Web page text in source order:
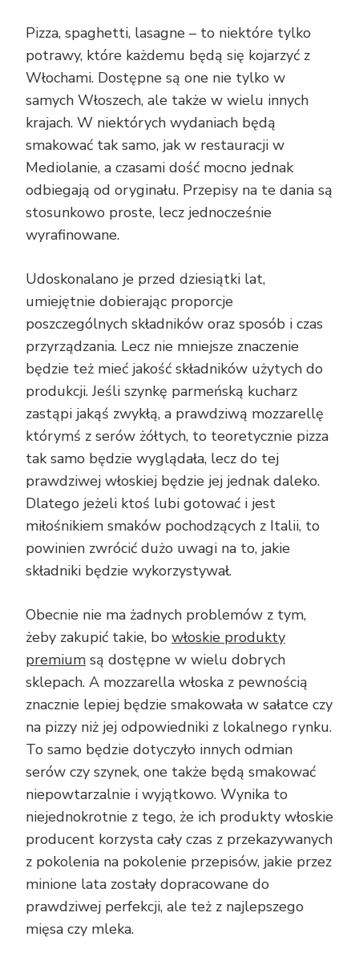
Pizza, spaghetti, lasagne – to niektóre tylko
potrawy, które każdemu będą się kojarzyć z
Włochami. Dostępne są one nie tylko w
samych Włoszech, ale także w wielu innych
krajach. W niektórych wydaniach będą
smakować tak samo, jak w restauracji w
Mediolanie, a czasami dość mocno jednak
odbiegają od oryginału. Przepisy na te dania są
stosunkowo proste, lecz jednocześnie
wyrafinowane.
Udoskonalano je przed dziesiątki lat,
umiejętnie dobierając proporcje
poszczególnych składników oraz sposób i czas
przyrządzania. Lecz nie mniejsze znaczenie
będzie też mieć jakość składników użytych do
produkcji. Jeśli szynkę parmeńską kucharz
zastąpi jakąś zwykłą, a prawdziwą mozzarellę
którymś z serów żółtych, to teoretycznie pizza
tak samo będzie wyglądała, lecz do tej
prawdziwej włoskiej będzie jej jednak daleko.
Dlatego jeżeli ktoś lubi gotować i jest
miłośnikiem smaków pochodzących z Italii, to
powinien zwrócić dużo uwagi na to, jakie
składniki będzie wykorzystywał.
Obecnie nie ma żadnych problemów z tym,
żeby zakupić takie, bo włoskie produkty
premium są dostępne w wielu dobrych
sklepach. A mozzarella włoska z pewnością
znacznie lepiej będzie smakowała w sałatce czy
na pizzy niż jej odpowiedniki z lokalnego rynku.
To samo będzie dotyczyło innych odmian
serów czy szynek, one także będą smakować
niepowtarzalnie i wyjątkowo. Wynika to
niejednokrotnie z tego, że ich produkty włoskie
producent korzysta cały czas z przekazywanych
z pokolenia na pokolenie przepisów, jakie przez
minione lata zostały dopracowane do
prawdziwej perfekcji, ale też z najlepszego
mięsa czy mleka.